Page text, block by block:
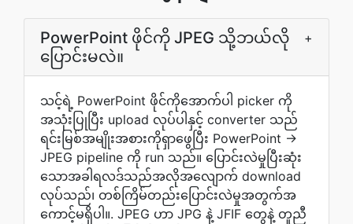
PowerPoint ဖိုင်ကို JPEG သို့ဘယ်လို
ပြောင်းမလဲ။
+
သင့်ရဲ့ PowerPoint ဖိုင်ကိုအောက်ပါ picker ကို
အသုံးပြုပြီး upload လုပ်ပါနှင့် converter သည်
ရင်းမြစ်အမျိုးအစားကိုရှာဖွေပြီး PowerPoint →
JPEG pipeline ကို run သည်။ ပြောင်းလဲမှုပြီးဆုံး
သောအခါရလဒ်သည်အလိုအလျောက် download
လုပ်သည်၊ တစ်ကြိမ်တည်းပြောင်းလဲမှုအတွက်အ
ကောင့်မရှိပါ။. JPEG ဟာ JPG နဲ့ JFIF တွေနဲ့ တူညီ